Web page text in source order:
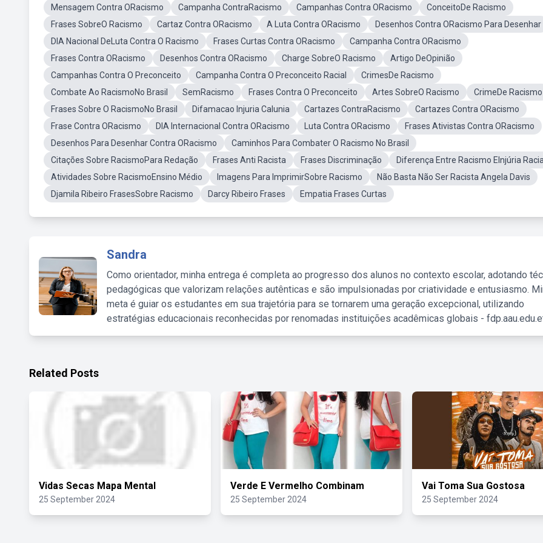
Mensagem Contra ORacismo Campanha ContraRacismo Campanhas Contra ORacismo
ConceitoDe Racismo
Frases SobreO Racismo
Cartaz Contra ORacismo A Luta Contra ORacismo
Desenhos Contra ORacismo Para Desenhar
DIA Nacional DeLuta Contra O Racismo
Frases Curtas Contra ORacismo
Campanha Contra ORacismo
Frases Contra ORacismo
Desenhos Contra ORacismo Charge SobreO Racismo
Artigo DeOpinião
Campanhas Contra O Preconceito
Campanha Contra O Preconceito Racial
CrimesDe Racismo
Combate Ao RacismoNo Brasil
SemRacismo Frases Contra O Preconceito Artes SobreO Racismo
CrimeDe Racismo
Frases Sobre O RacismoNo Brasil
Difamacao Injuria Calunia Cartazes ContraRacismo
Cartazes Contra ORacismo
Frase Contra ORacismo
DIA Internacional Contra ORacismo Luta Contra ORacismo
Frases Ativistas Contra ORacismo
Desenhos Para Desenhar Contra ORacismo
Caminhos Para Combater O Racismo No Brasil
Citações Sobre RacismoPara Redação
Frases Anti Racista Frases Discriminação
Diferença Entre Racismo EInjúria
Atividades Sobre RacismoEnsino Médio
Imagens Para ImprimirSobre Racismo
Não Basta Não Ser Racista Angela Davis
Djamila Ribeiro FrasesSobre Racismo
Darcy Ribeiro Frases Empatia Frases Curtas
Sandra
Como orientador, minha entrega é completa ao progresso dos alunos no contexto escolar, adotando
pedagógicas que valorizam relações autênticas e são impulsionadas por criatividade e entusiasmo.
meta é guiar os estudantes em sua trajetória para se tornarem uma geração excepcional, utilizando
estratégias educacionais reconhecidas por renomadas instituições acadêmicas globais -
Related Posts
Vidas Secas Mapa Mental
25 September 2024
Verde E Vermelho Combinam
25 September 2024
Vai Toma Sua Gostosa
25 September 2024